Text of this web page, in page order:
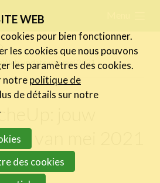
NL
update van mei 2021
jouw
van mei 2021
Actualités
Les nouvelles du secteur
Les FeWeb Vidéos
Les Cases des membres
Activités
Cases Gallery
WEB
pour bien fonctionner.
les cookies que nous pouvons
les paramètres des cookies.
notrepolitique de
de détails sur notre
des cookies